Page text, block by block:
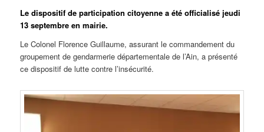
Le dispositif de participation citoyenne a été officialisé jeudi
13 septembre en mairie.
Le Colonel Florence Guillaume, assurant le commandement du
groupement de gendarmerie départementale de l’Ain, a présenté
ce dispositif de lutte contre l’insécurité.